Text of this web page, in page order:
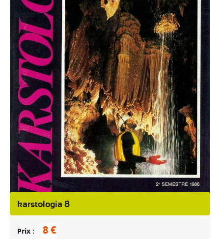
karstologia 8
Prix 8 €